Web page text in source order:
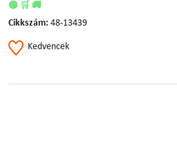
🟢 🛒 🚚
Cikkszám: 48-13439
Kedvencek